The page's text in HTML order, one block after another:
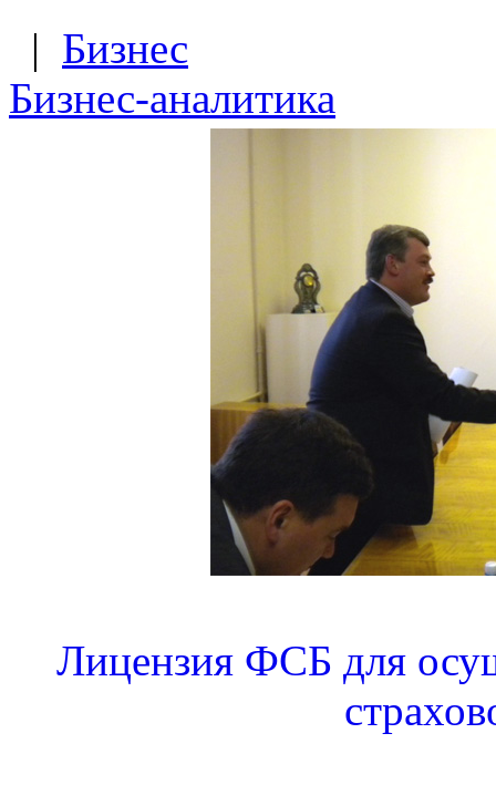
| Бизнес
Бизнес-аналитика
Лицензия ФСБ для